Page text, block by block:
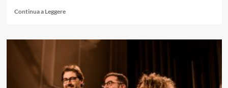
Continua a LeggereLeggi
su
musical:
1924